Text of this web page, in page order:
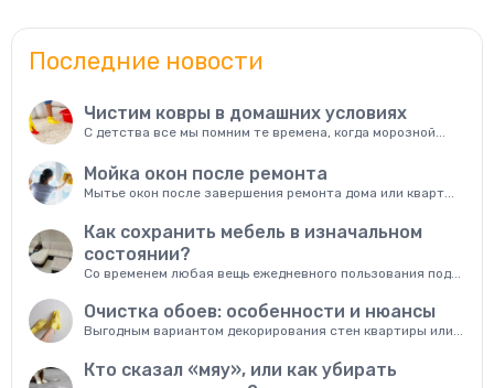
Последние новости
Чистим ковры в домашних условиях
С детства все мы помним те времена, когда морозной...
Мойка окон после ремонта
Мытье окон после завершения ремонта дома или кварт...
Как сохранить мебель в изначальном
состоянии?
Со временем любая вещь ежедневного пользования под...
Очистка обоев: особенности и нюансы
Выгодным вариантом декорирования стен квартиры или...
Кто сказал «мяу», или как убирать